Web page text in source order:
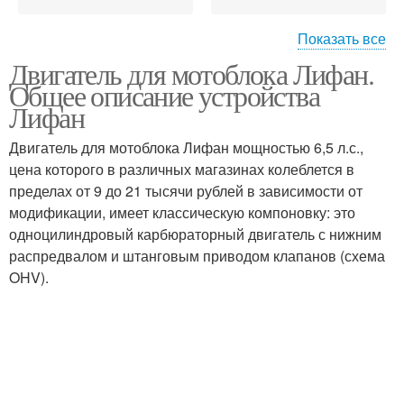
минитрактора
Двигатели для мини-
трактора
Мощный двигатель
Показать все
Двигатель для мотоблока Лифан.
Общее описание устройства
Лифан
Двигатель для мотоблока Лифан мощностью 6,5 л.с.,
цена которого в различных магазинах колеблется в
пределах от 9 до 21 тысячи рублей в зависимости от
модификации, имеет классическую компоновку: это
одноцилиндровый карбюраторный двигатель с нижним
распредвалом и штанговым приводом клапанов (схема
OHV).